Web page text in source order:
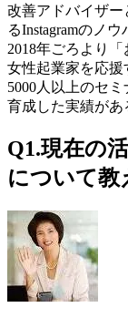
改善アドバイザ
るInstagramのノ
2018年ごろより
女性起業家を応援
5000人以上のセ
育成した実績があ
Q1.現在の
について教